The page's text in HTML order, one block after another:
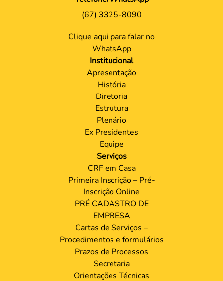
(67) 3325-8090
Clique aqui para falar no
WhatsApp
Institucional
Apresentação
História
Diretoria
Estrutura
Plenário
Ex Presidentes
Equipe
Serviços
CRF em Casa
Primeira Inscrição – Pré-
Inscrição Online
PRÉ CADASTRO DE
EMPRESA
Cartas de Serviços –
Procedimentos e formulários
Prazos de Processos
Secretaria
Orientações Técnicas